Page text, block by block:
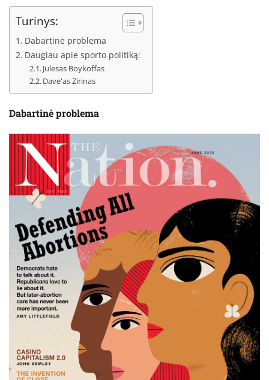
Turinys:
Dabartinė problema
Daugiau apie sporto politiką:
Julesas Boykoffas
Dave'as Zirinas
Dabartinė problema